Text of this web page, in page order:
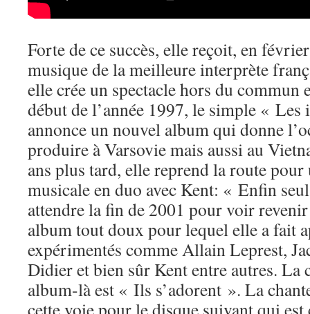
Forte de ce succès, elle reçoit, en
musique de la meilleure interprète
elle crée un spectacle hors du commun
début de l’année 1997, le simple « Les
annonce un nouvel album qui donne
produire à Varsovie mais aussi au
ans plus tard, elle reprend la route
musicale en duo avec Kent: « Enfin
attendre la fin de 2001 pour voir
album tout doux pour lequel elle a fait
expérimentés comme Allain Leprest,
Didier et bien sûr Kent entre autres. La
album-là est « Ils s’adorent ». La
cette voie pour le disque suivant qui